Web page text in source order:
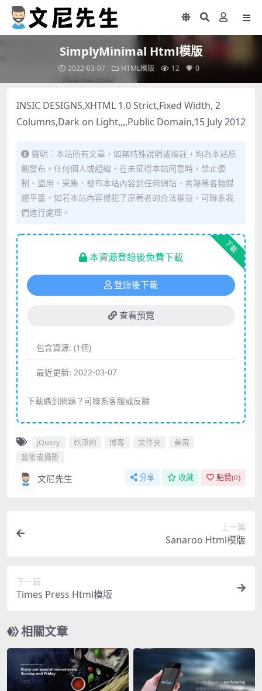
SimplyMinimal Html模版
2022-03-07 HTML模版 12 0
INSIC DESIGNS,XHTML 1.0 Strict,Fixed Width, 2
Columns,Dark on Light,,,,Public Domain,15 July 2012
聲明：本站所有文章，如無特殊說明或標註，均為本站原
創發布。任何個人或組織，在未征得本站同意時，禁止復
制、盜用、采集、發布本站內容到任何網站、書籍等各類媒
體平臺。如若本站內容侵犯了原著者的合法權益，可聯系我
們進行處理。
下載
本資源登錄後免費下載
登錄後下載
查看預覽
包含資源: (1個)
最近更新: 2022-03-07
下載遇到問題？可聯系客服或反饋
jQuery 乾淨的 博客 文件夾
美容
藝術或攝影
文尼先生 分享 收藏 點贊(0)
上一篇
Sanaroo Html模版
下一篇
Times Press Html模版
相關文章